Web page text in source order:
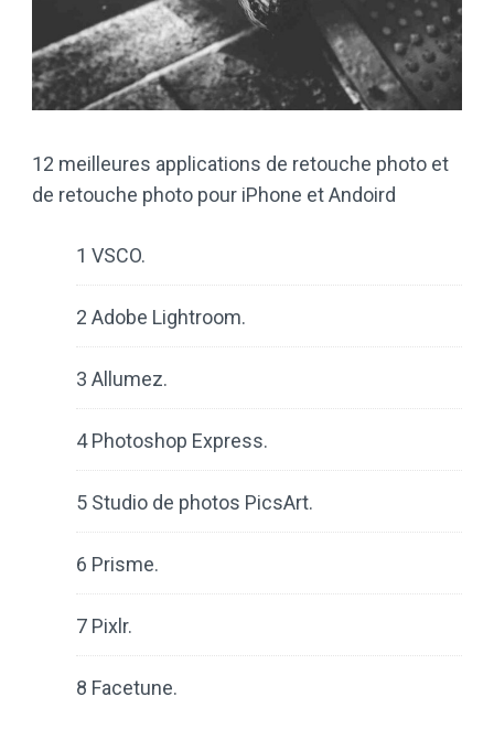
12 meilleures applications de retouche photo et
de retouche photo pour iPhone et Andoird
1 VSCO.
2 Adobe Lightroom.
3 Allumez.
4 Photoshop Express.
5 Studio de photos PicsArt.
6 Prisme.
7 Pixlr.
8 Facetune.